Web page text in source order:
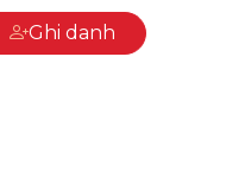
Ghi danh